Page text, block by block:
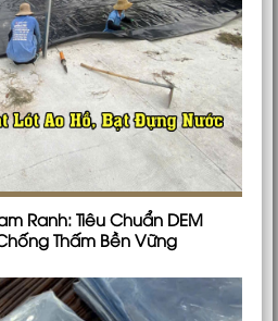
Ranh: Tiêu Chuẩn DEM
Thấm Bền Vững